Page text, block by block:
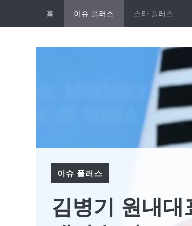
홈 이슈 플러스 스타 플러스
이슈 플러스
김병기 원내